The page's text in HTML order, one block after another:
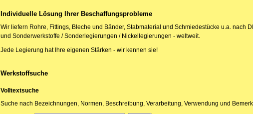
Individuelle Lösung Ihrer Beschaffungsprobleme
Wir liefern Rohre, Fittings, Bleche und Bänder, Stabmaterial und Schmiedestücke u.a. nach
und Sonderwerkstoffe / Sonderlegierungen / Nickellegierungen - weltweit.
Jede Legierung hat Ihre eigenen Stärken - wir kennen sie!
Werkstoffsuche
Volltextsuche
Suche nach Bezeichnungen, Normen, Beschreibung, Verarbeitung, Verwendung und